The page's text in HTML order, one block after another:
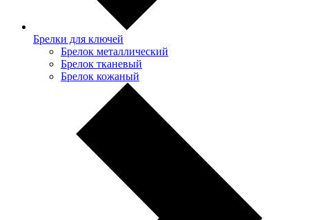
Брелки для ключей
Брелок металлический
Брелок тканевый
Брелок кожаный